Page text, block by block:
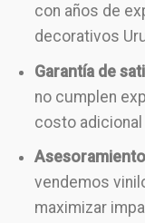
con años de
decorativos
Garantía de
no cumplen
costo
vendemos
maximizar